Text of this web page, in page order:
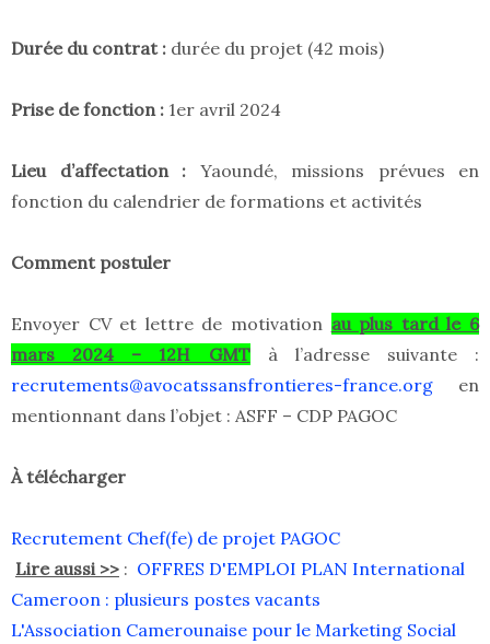
Durée du contrat : durée du projet (42 mois)
Prise de fonction : 1er avril 2024
Lieu d’affectation : Yaoundé, missions prévues en
fonction du calendrier de formations et activités
Comment postuler
Envoyer CV et lettre de motivation au plus tard le 6
mars 2024 – 12H GMTà l’adresse suivante :
recrutements@avocatssansfrontieres-france.org en
mentionnant dans l’objet : ASFF – CDP PAGOC
À télécharger
Recrutement Chef(fe) de projet PAGOC
Lire aussi >> : OFFRES D'EMPLOI PLAN International
Cameroon : plusieurs postes vacants
L'Association Camerounaise pour le Marketing Social